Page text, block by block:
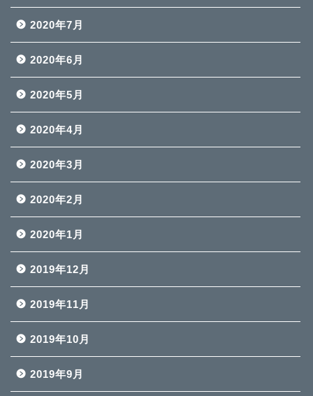
2020年7月
2020年6月
2020年5月
2020年4月
2020年3月
2020年2月
2020年1月
2019年12月
2019年11月
2019年10月
2019年9月